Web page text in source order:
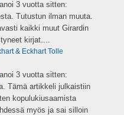
3 vuotta sitten:
Tutustun ilman muuta.
kaikki muut Girardin
kirjat....
& Eckhart Tolle
3 vuotta sitten:
Tämä artikkeli julkaistiin
kopulukiusaamista
myös ja sai silloin